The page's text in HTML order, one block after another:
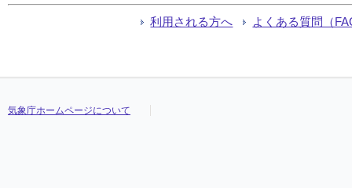
利用される方へ よくある質問（
気象庁ホームページについて